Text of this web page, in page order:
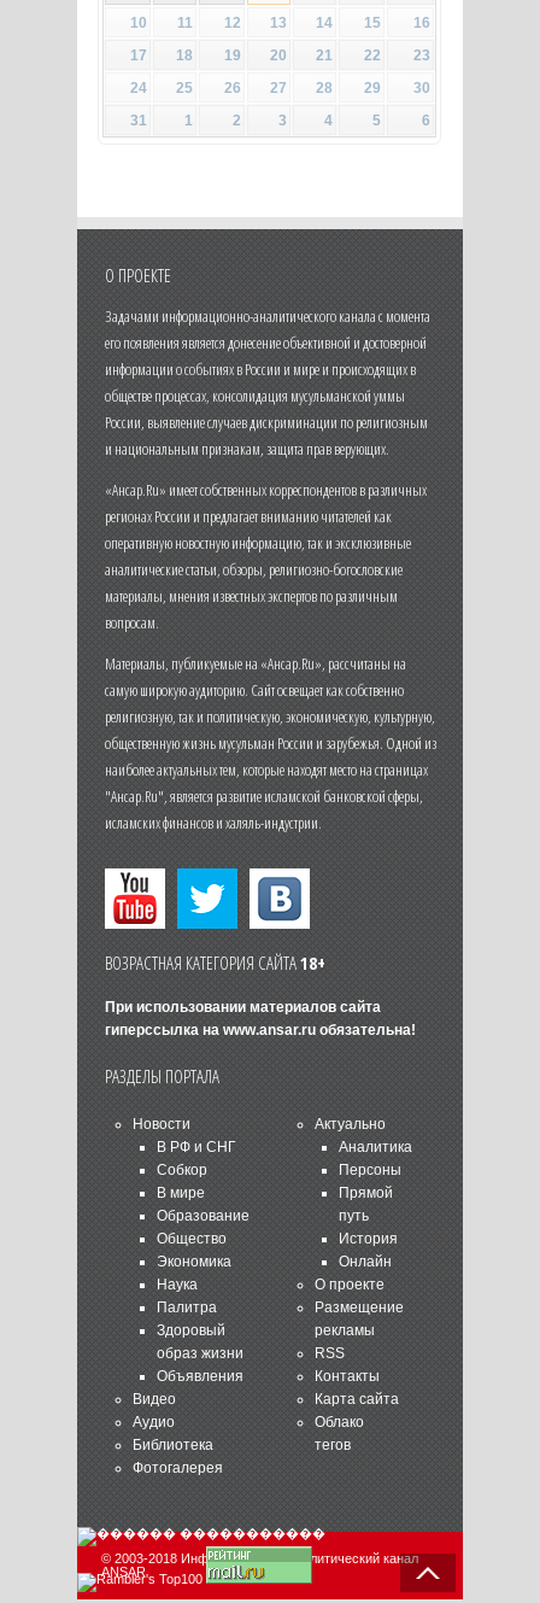
10
11 12 13 14 15
16
17
18 19 20 21 22
23
24
25 26 27 28 29
30
31
1 2 3 4 5 6
О ПРОЕКТЕ
Задачами информационно-аналитического канала с момента
его появления является донесение объективной и достоверной
информации о событиях в России и мире и происходящих в
обществе процессах, консолидация мусульманской уммы
России, выявление случаев дискриминации по религиозным
и национальным признакам, защита прав верующих.
«Ансар.Ru» имеет собственных корреспондентов в различных
регионах России и предлагает вниманию читателей как
оперативную новостную информацию, так и эксклюзивные
аналитические статьи, обзоры, религиозно-богословские
материалы, мнения известных экспертов по различным
вопросам.
Материалы, публикуемые на «Ансар.Ru», рассчитаны на
самую широкую аудиторию. Сайт освещает как собственно
религиозную, так и политическую, экономическую, культурную,
общественную жизнь мусульман России и зарубежья. Одной из
наиболее актуальных тем, которые находят место на страницах
"Ансар.Ru", является развитие исламской банковской сферы,
исламских финансов и халяль-индустрии.
ВОЗРАСТНАЯ КАТЕГОРИЯ САЙТА18+
При использовании материалов сайта
гиперссылка на www.ansar.ruобязательна!
РАЗДЕЛЫ ПОРТАЛА
Новости
В РФ и СНГ
Собкор
В мире
Образование
Общество
Экономика
Наука
Палитра
Здоровый
образ жизни
Объявления
Видео
Аудио
Библиотека
Фотогалерея
Актуально
Аналитика
Персоны
Прямой
путь
История
Онлайн
О проекте
Размещение
рекламы
RSS
Контакты
Карта сайта
Облако
тегов
© 2003-2018 Информационно-аналитический канал
ANSAR